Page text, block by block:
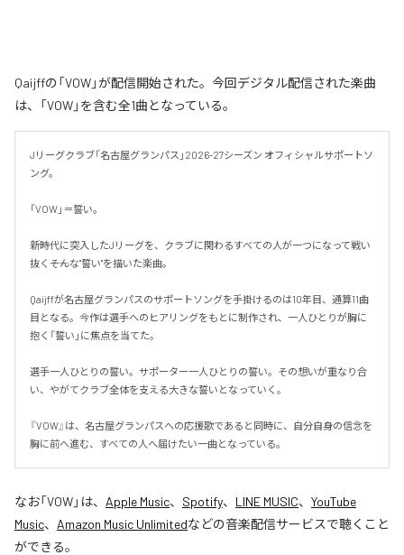
Qaijffの「VOW」が配信開始された。今回デジタル配信された楽曲
は、「VOW」を含む全1曲となっている。
Jリーグクラブ「名古屋グランパス」2026-27シーズン オフィシャルサポートソ
ング。
「VOW」＝誓い。
新時代に突入したJリーグを、クラブに関わるすべての人が一つになって戦い
抜く――そんな"誓い"を描いた楽曲。
Qaijffが名古屋グランパスのサポートソングを手掛けるのは10年目、通算11曲
目となる。今作は選手へのヒアリングをもとに制作され、一人ひとりが胸に
抱く「誓い」に焦点を当てた。
選手一人ひとりの誓い。サポーター一人ひとりの誓い。その想いが重なり合
い、やがてクラブ全体を支える大きな誓いとなっていく。
『VOW』は、名古屋グランパスへの応援歌であると同時に、自分自身の信念を
胸に前へ進む、すべての人へ届けたい一曲となっている。
なお「VOW」は、 Apple Music、 Spotify、 LINE MUSIC、 YouTube
Music、 Amazon Music Unlimitedなどの音楽配信サービスで聴くこと
ができる。